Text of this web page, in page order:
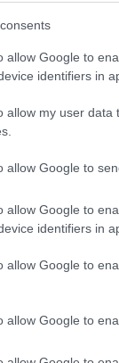
allow Google to
identifiers in
allow my user
allow Google to
allow Google to
identifiers in
allow Google to
allow Google to
Kösz!
egyik ablakán
- fotók és
Tetszik 0